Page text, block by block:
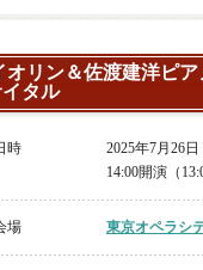
オリン＆佐渡建洋ピア
タル
時
2025年7月26日
14:00開演（
場 東京オペラシ